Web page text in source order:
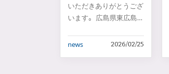
いただきありがとうござ
います。 広島県東広島
news 2026/02/25